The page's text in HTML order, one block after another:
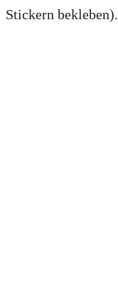
Stickern bekleben).